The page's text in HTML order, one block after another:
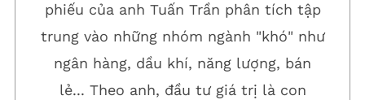
phiếu của anh Tuấn Trần phân tích tập
trung vào những nhóm ngành "khó" như
ngân hàng, dầu khí, năng lượng, bán
lẻ... Theo anh, đầu tư giá trị là con